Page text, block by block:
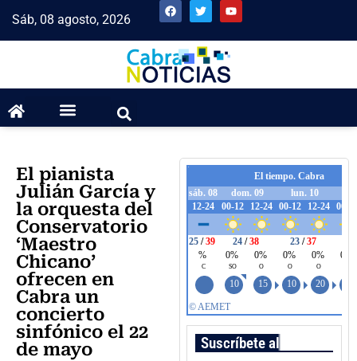
Sáb, 08 agosto, 2026
El pianista
Julián García y
la orquesta del
Conservatorio
‘Maestro
Chicano’
ofrecen en
Cabra un
concierto
sinfónico el 22
de mayo
Suscríbete al boletín